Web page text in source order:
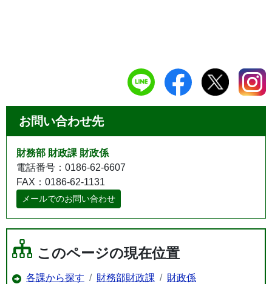
お問い合わせ先
財務部 財政課 財政係
電話番号：0186-62-6607
FAX：0186-62-1131
メールでのお問い合わせ
このページの現在位置
各課から探す 財務部財政課 財政係